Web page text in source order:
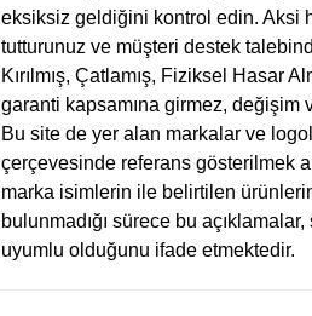
eksiksiz geldiğini kontrol edin. Aksi
tutturunuz ve müşteri destek
Kırılmış, Çatlamış, Fiziksel Hasar
garanti kapsamına girmez, değişim
Bu site de yer alan markalar ve
çerçevesinde referans gösterilmek
marka isimlerin ile belirtilen
bulunmadığı sürece bu
uyumlu olduğunu ifade etmektedir.